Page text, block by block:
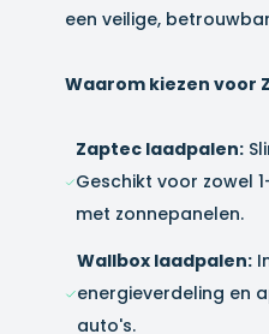
een veilige,
Waarom kiezen voor
Zaptec laadpalen:
Geschikt voor zowel
met zonnepanelen.
Wallbox laadpalen:
energieverdeling en
auto's.